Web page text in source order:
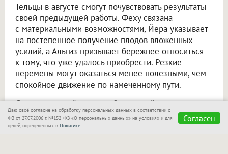
Тельцы в августе смогут почувствовать результаты
своей предыдущей работы. Феху связана
с материальными возможностями, Йера указывает
на постепенное получение плодов вложенных
усилий, а Альгиз призывает бережнее относиться
к тому, что уже удалось приобрести. Резкие
перемены могут оказаться менее полезными, чем
спокойное движение по намеченному пути.
Совет: не меняйте планы без веской причины
и позвольте начатым делам прийти к завершению.
Даю своё согласие на обработку персональных данных в соответствии с
ФЗ от 27.07.2006 г. №152-ФЗ «О персональных данных» на условиях и для
целей, определённых в Политике.
Согласен